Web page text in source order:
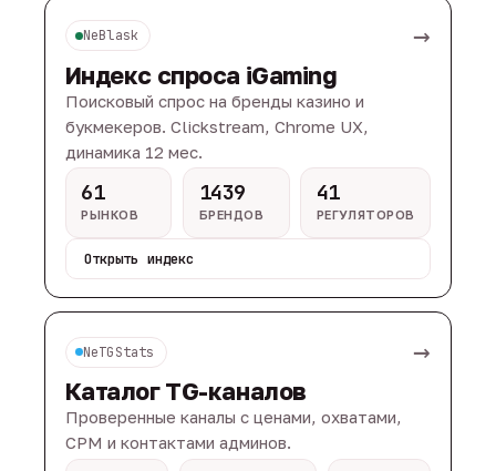
NeBlask →
Индекс спроса iGaming
Поисковый спрос на бренды казино и
букмекеров. Clickstream, Chrome UX,
динамика 12 мес.
61
РЫНКОВ
1439
БРЕНДОВ
41
РЕГУЛЯТОРОВ
Открыть индекс
NeTGStats →
Каталог TG-каналов
Проверенные каналы с ценами, охватами,
CPM и контактами админов.